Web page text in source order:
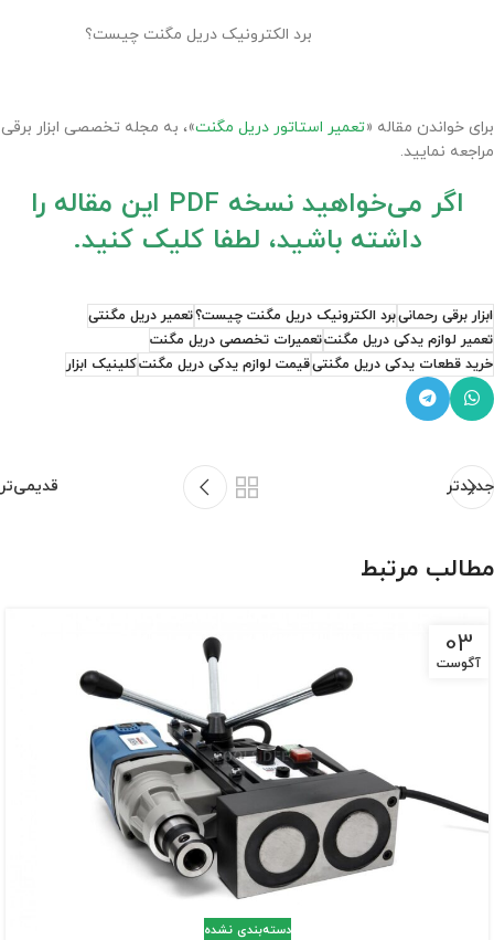
برد الکترونیک دریل مگنت چیست؟
برای خواندن مقاله «تعمیر استاتور دریل مگنت»، به مجله تخصصی ابزار برقی
مراجعه نمایید.
اگر می‌خواهید نسخه PDF این مقاله را
داشته باشید، لطفا کلیک کنید.
ابزار برقی رحمانیبرد الکترونیک دریل مگنت چیست؟تعمیر دریل مگنتی
تعمیر لوازم یدکی دریل مگنتتعمیرات تخصصی دریل مگنت
خرید قطعات یدکی دریل مگنتیقیمت لوازم یدکی دریل مگنتکلینیک ابزار
جدیدتر قدیمی‌تر
مطالب مرتبط
03
آگوست
دسته‌بندی نشده